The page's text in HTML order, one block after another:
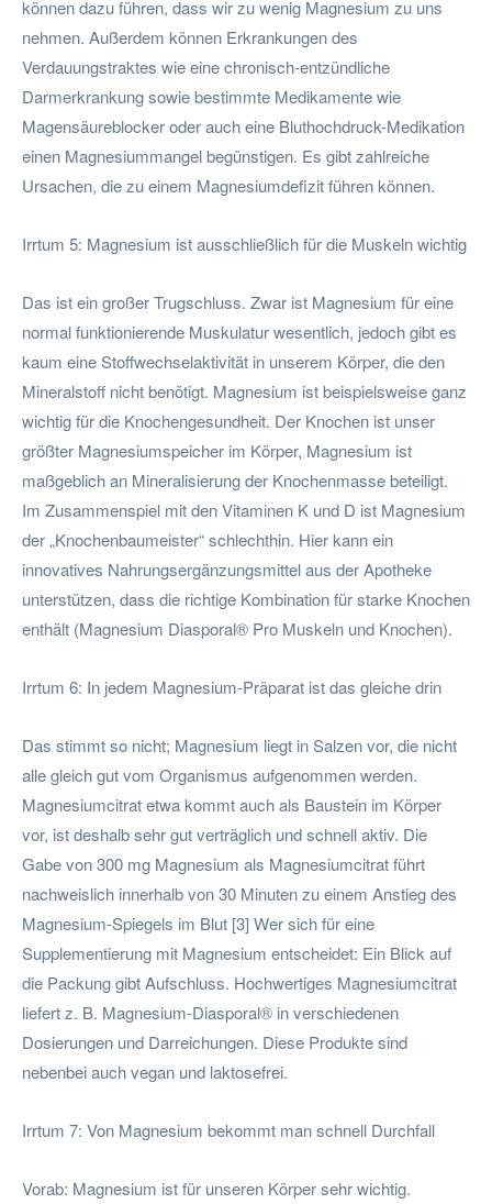
können dazu führen, dass wir zu wenig Magnesium zu uns
nehmen. Außerdem können Erkrankungen des
Verdauungstraktes wie eine chronisch-entzündliche
Darmerkrankung sowie bestimmte Medikamente wie
Magensäureblocker oder auch eine Bluthochdruck-Medikation
einen Magnesiummangel begünstigen. Es gibt zahlreiche
Ursachen, die zu einem Magnesiumdefizit führen können.
Irrtum 5: Magnesium ist ausschließlich für die Muskeln wichtig
Das ist ein großer Trugschluss. Zwar ist Magnesium für eine
normal funktionierende Muskulatur wesentlich, jedoch gibt es
kaum eine Stoffwechselaktivität in unserem Körper, die den
Mineralstoff nicht benötigt. Magnesium ist beispielsweise ganz
wichtig für die Knochengesundheit. Der Knochen ist unser
größter Magnesiumspeicher im Körper, Magnesium ist
maßgeblich an Mineralisierung der Knochenmasse beteiligt.
Im Zusammenspiel mit den Vitaminen K und D ist Magnesium
der „Knochenbaumeister“ schlechthin. Hier kann ein
innovatives Nahrungsergänzungsmittel aus der Apotheke
unterstützen, dass die richtige Kombination für starke Knochen
enthält (Magnesium Diasporal® Pro Muskeln und Knochen).
Irrtum 6: In jedem Magnesium-Präparat ist das gleiche drin
Das stimmt so nicht; Magnesium liegt in Salzen vor, die nicht
alle gleich gut vom Organismus aufgenommen werden.
Magnesiumcitrat etwa kommt auch als Baustein im Körper
vor, ist deshalb sehr gut verträglich und schnell aktiv. Die
Gabe von 300 mg Magnesium als Magnesiumcitrat führt
nachweislich innerhalb von 30 Minuten zu einem Anstieg des
Magnesium-Spiegels im Blut [3] Wer sich für eine
Supplementierung mit Magnesium entscheidet: Ein Blick auf
die Packung gibt Aufschluss. Hochwertiges Magnesiumcitrat
liefert z. B. Magnesium-Diasporal® in verschiedenen
Dosierungen und Darreichungen. Diese Produkte sind
nebenbei auch vegan und laktosefrei.
Irrtum 7: Von Magnesium bekommt man schnell Durchfall
Vorab: Magnesium ist für unseren Körper sehr wichtig.